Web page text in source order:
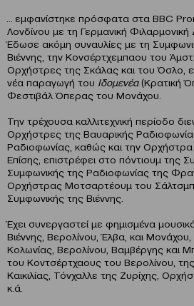
… εμφανίστηκε πρόσφατα στα BBC
Λονδίνου με τη Γερμανική
Έδωσε ακόμη συναυλίες με τη
Βιέννης, την Κονσέρτχεμπαου του
Ορχήστρες της Σκάλας και του Όσλο,
νέα παραγωγή του Ιδομενέα(Κρατική
Φεστιβάλ Όπερας του Μονάχου.
Την τρέχουσα καλλιτεχνική περίοδο
Ορχήστρες της Βαυαρικής
Ραδιοφωνίας, καθώς και την
Επίσης, επιστρέφει στο πόντιουμ της
Συμφωνικής της Ραδιοφωνίας της
Ορχήστρας Μοτσαρτέουμ του
Συμφωνικής της Βιέννης.
Έχει συνεργαστεί με φημισμένα
Βιέννης, Βερολίνου, Έλβα, και
Κολωνίας, Βερολίνου, Βαμβέργης και
του Κοντσέρτχαους του Βερολίνου,
Καικιλίας, Τόνχαλλε της Ζυρίχης,
κ.ά.